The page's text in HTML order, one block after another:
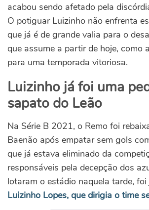
acabou sendo afetado pela
O potiguar Luizinho não enfrenta
que já é de grande valia para o
que assume a partir de hoje, como
para uma temporada vitoriosa.
Luizinho já foi uma
sapato do Leão
Na Série B 2021, o Remo foi
Baenão após empatar sem gols
que já estava eliminado da
responsáveis pela decepção dos
lotaram o estádio naquela tarde,
Luizinho Lopes, que dirigia o time